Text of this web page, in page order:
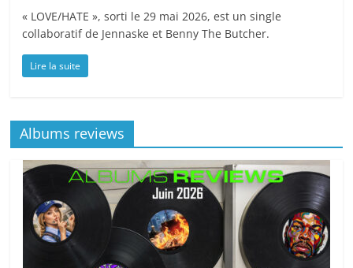
« LOVE/HATE », sorti le 29 mai 2026, est un single
collaboratif de Jennaske et Benny The Butcher.
Lire la suite
Albums reviews